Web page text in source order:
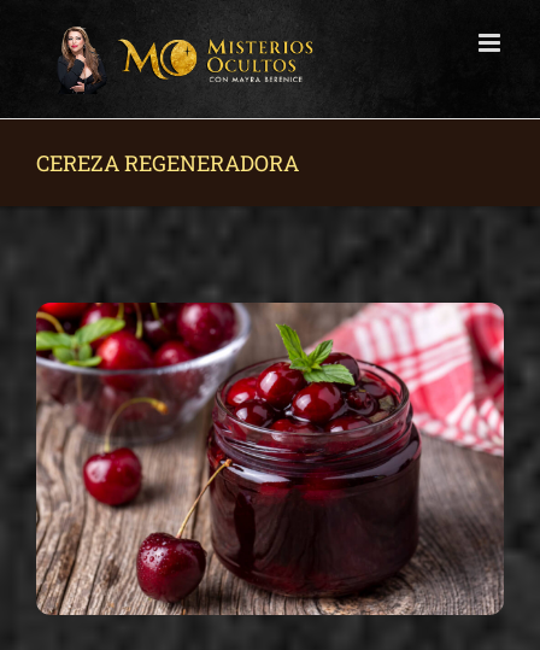
CEREZA REGENERADORA